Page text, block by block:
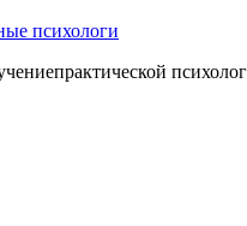
психологи
практической